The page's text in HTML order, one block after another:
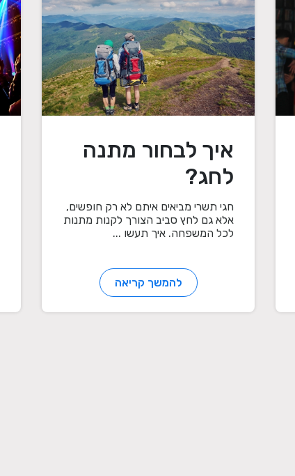
איך לבחור מתנה
לחג?
חגי תשרי מביאים איתם לא רק חופשים,
אלא גם לחץ סביב הצורך לקנות מתנות
לכל המשפחה. איך תעשו ...
להמשך קריאה